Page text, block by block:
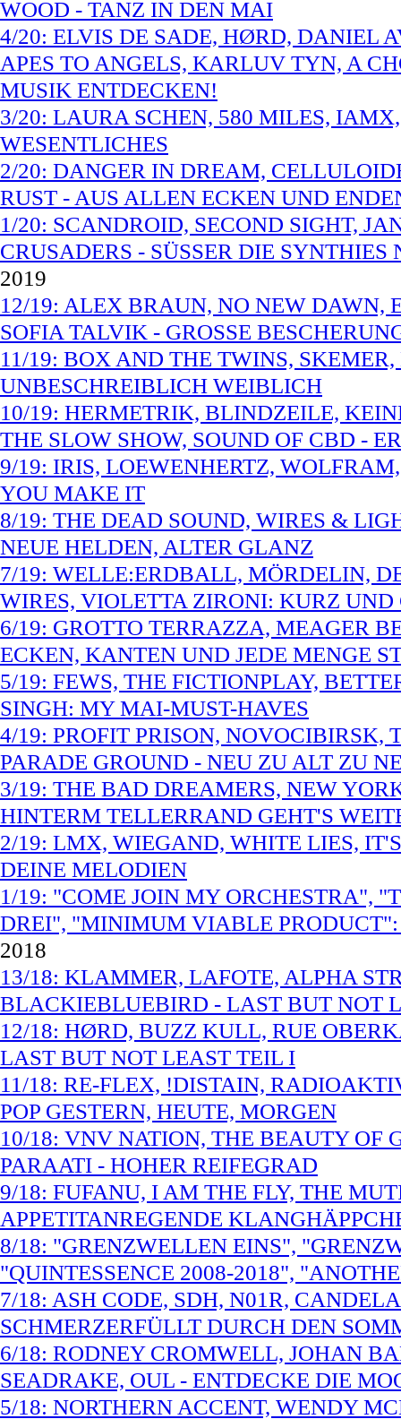
WOOD - TANZ IN DEN MAI
4/20: ELVIS DE SADE, HØRD, DANIEL
APES TO ANGELS, KARLUV TYN, A
MUSIK ENTDECKEN!
3/20: LAURA SCHEN, 580 MILES,
WESENTLICHES
2/20: DANGER IN DREAM,
RUST - AUS ALLEN ECKEN UND
1/20: SCANDROID, SECOND SIGHT,
CRUSADERS - SÜSSER DIE
2019
12/19: ALEX BRAUN, NO NEW DAWN,
SOFIA TALVIK - GROSSE
11/19: BOX AND THE TWINS,
UNBESCHREIBLICH WEIBLICH
10/19: HERMETRIK, BLINDZEILE,
THE SLOW SHOW, SOUND OF CBD -
9/19: IRIS, LOEWENHERTZ,
YOU MAKE IT
8/19: THE DEAD SOUND, WIRES &
NEUE HELDEN, ALTER GLANZ
7/19: WELLE:ERDBALL, MÖRDELIN,
WIRES, VIOLETTA ZIRONI: KURZ UND
6/19: GROTTO TERRAZZA, MEAGER
ECKEN, KANTEN UND JEDE MENGE
5/19: FEWS, THE FICTIONPLAY,
SINGH: MY MAI-MUST-HAVES
4/19: PROFIT PRISON, NOVOCIBIRSK,
PARADE GROUND - NEU ZU ALT ZU
3/19: THE BAD DREAMERS, NEW
HINTERM TELLERRAND GEHT'S
2/19: LMX, WIEGAND, WHITE LIES,
DEINE MELODIEN
1/19: "COME JOIN MY ORCHESTRA",
DREI", "MINIMUM VIABLE
2018
13/18: KLAMMER, LAFOTE, ALPHA
BLACKIEBLUEBIRD - LAST BUT NOT
12/18: HØRD, BUZZ KULL, RUE
LAST BUT NOT LEAST TEIL I
11/18: RE-FLEX, !DISTAIN,
POP GESTERN, HEUTE, MORGEN
10/18: VNV NATION, THE BEAUTY OF
PARAATI - HOHER REIFEGRAD
9/18: FUFANU, I AM THE FLY, THE
APPETITANREGENDE
8/18: "GRENZWELLEN EINS",
"QUINTESSENCE 2008-2018",
7/18: ASH CODE, SDH, N01R,
SCHMERZERFÜLLT DURCH DEN
6/18: RODNEY CROMWELL, JOHAN
SEADRAKE, OUL - ENTDECKE DIE
5/18: NORTHERN ACCENT, WENDY